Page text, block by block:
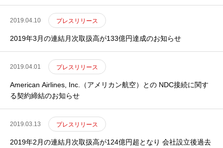
2019.04.10 プレスリリース
2019年3月の連結月次取扱高が133億円達成のお知らせ
2019.04.01 プレスリリース
American Airlines, Inc.（アメリカン航空）との NDC接続に関す
る契約締結のお知らせ
2019.03.13 プレスリリース
2019年2月の連結月次取扱高が124億円超となり 会社設立後過去